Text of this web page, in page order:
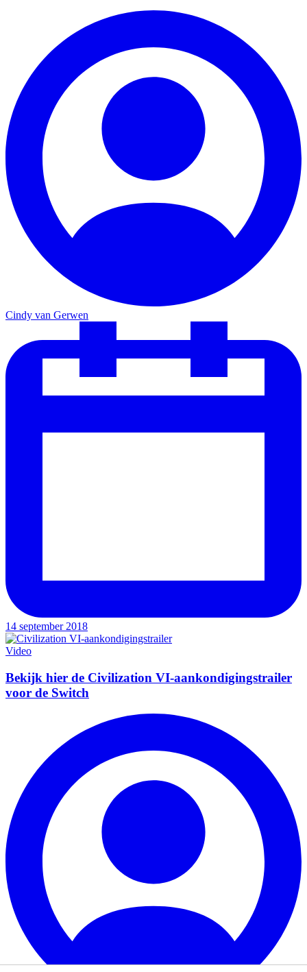
Cindy van Gerwen
14 september 2018
Video
Bekijk hier de Civilization VI-aankondigingstrailer
voor de Switch